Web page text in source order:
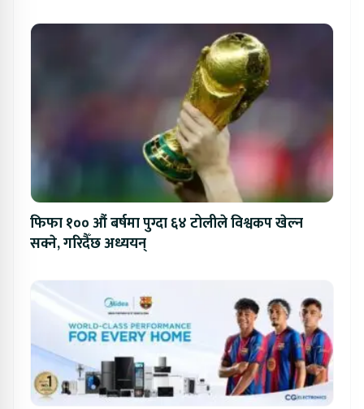
फिफा १०० औं बर्षमा पुग्दा ६४ टोलीले विश्वकप खेल्न
सक्ने, गरिदैँछ अध्ययन्